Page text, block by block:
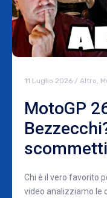
11 Luglio 2026 / Altro,
MotoGP
Chi è il vero favorito
video analizziamo le